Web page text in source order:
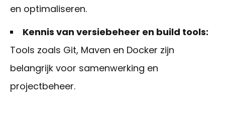
en optimaliseren.
Kennis van versiebeheer en build tools:
Tools zoals Git, Maven en Docker zijn
belangrijk voor samenwerking en
projectbeheer.